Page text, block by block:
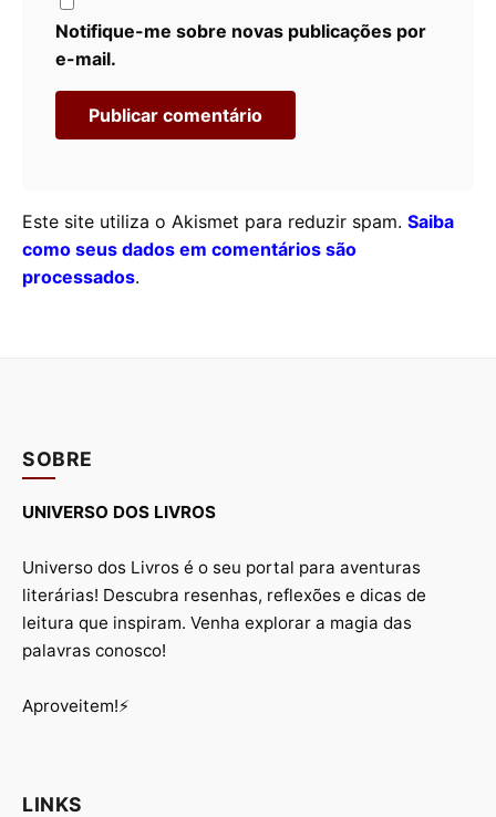
Notifique-me sobre novas publicações por
e-mail.
Este site utiliza o Akismet para reduzir spam. Saiba
como seus dados em comentários são
processados.
SOBRE
UNIVERSO DOS LIVROS
Universo dos Livros é o seu portal para aventuras
literárias! Descubra resenhas, reflexões e dicas de
leitura que inspiram. Venha explorar a magia das
palavras conosco!
Aproveitem!⚡
LINKS